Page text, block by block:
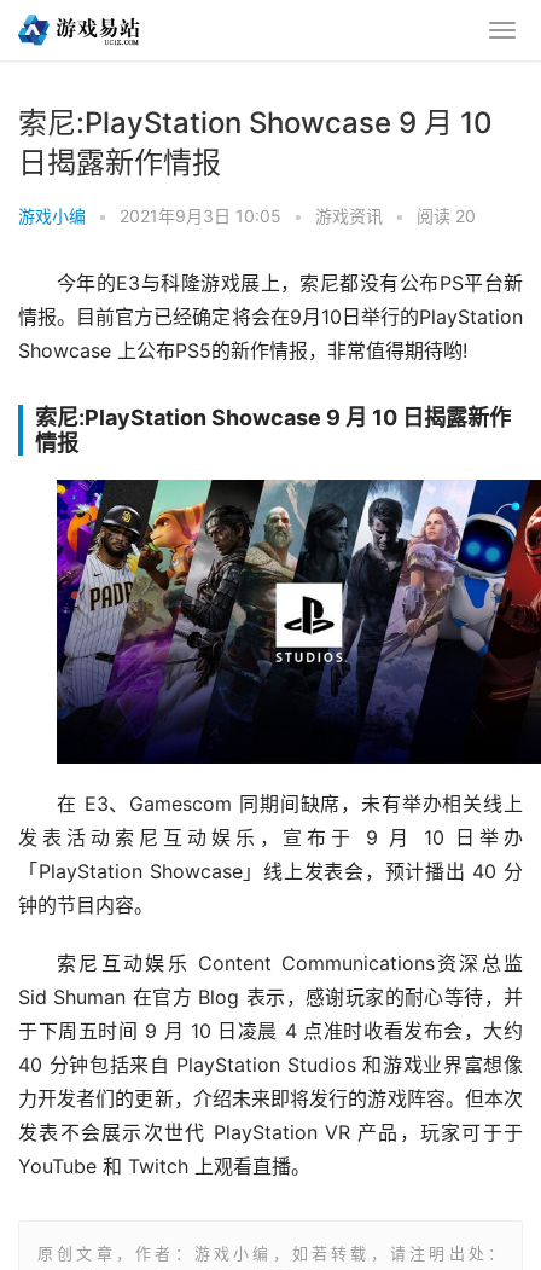
索尼:PlayStation Showcase 9 月 10
日揭露新作情报
游戏小编 • 2021年9月3日 10:05 • 游戏资讯 • 阅读 20
今年的E3与科隆游戏展上，索尼都没有公布PS平台新
情报。目前官方已经确定将会在9月10日举行的PlayStation
Showcase 上公布PS5的新作情报，非常值得期待哟!
索尼:PlayStation Showcase 9 月 10 日揭露新作
情报
在 E3、Gamescom 同期间缺席，未有举办相关线上
发表活动索尼互动娱乐，宣布于 9 月 10 日举办
「PlayStation Showcase」线上发表会，预计播出 40 分
钟的节目内容。
索尼互动娱乐 Content Communications资深总监
Sid Shuman 在官方 Blog 表示，感谢玩家的耐心等待，并
于下周五时间 9 月 10 日凌晨 4 点准时收看发布会，大约
40 分钟包括来自 PlayStation Studios 和游戏业界富想像
力开发者们的更新，介绍未来即将发行的游戏阵容。但本次
发表不会展示次世代 PlayStation VR 产品，玩家可于于
YouTube 和 Twitch 上观看直播。
原创文章，作者：游戏小编，如若转载，请注明出处：